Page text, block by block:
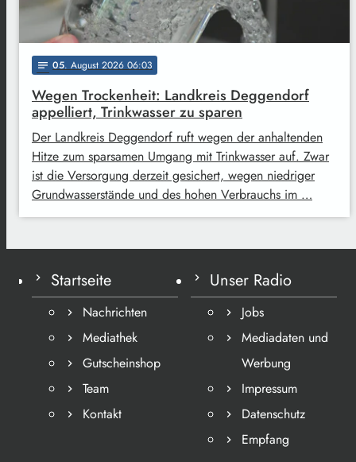
notes 05. August 2026 06:03
Wegen Trockenheit: Landkreis Deggendorf
appelliert, Trinkwasser zu sparen
Der Landkreis Deggendorf ruft wegen der anhaltenden
Hitze zum sparsamen Umgang mit Trinkwasser auf. Zwar
ist die Versorgung derzeit gesichert, wegen niedriger
Grundwasserstände und des hohen Verbrauchs im …
Startseite
Nachrichten
Mediathek
Gutscheinshop
Team
Kontakt
Unser Radio
Jobs
Mediadaten und
Werbung
Impressum
Datenschutz
Empfang